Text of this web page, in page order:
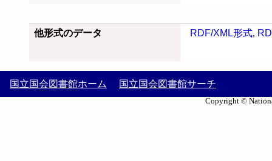
他形式のデータ RDF/XML形式,
国立国会図書館ホーム 国立国会図書館サーチ
Copyright ©